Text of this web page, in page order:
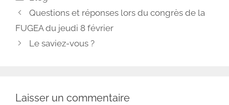
b
o
o
A
p
p
er
Questions et réponses lors du congrès de la
FUGEA du jeudi 8 février
Le saviez-vous ?
Laisser un commentaire